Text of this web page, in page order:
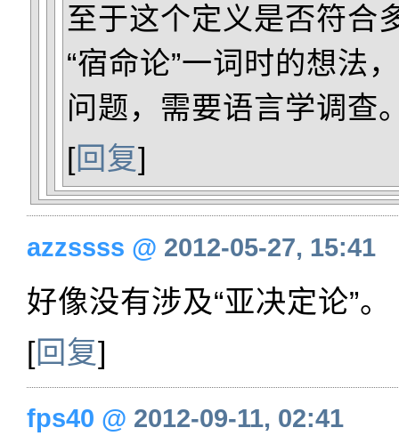
至于这个定义是否符合
“宿命论”一词时的想法
问题，需要语言学调查
[回复]
azzssss @ 2012-05-27, 15:41
好像没有涉及“亚决定论”。
[回复]
fps40 @ 2012-09-11, 02:41